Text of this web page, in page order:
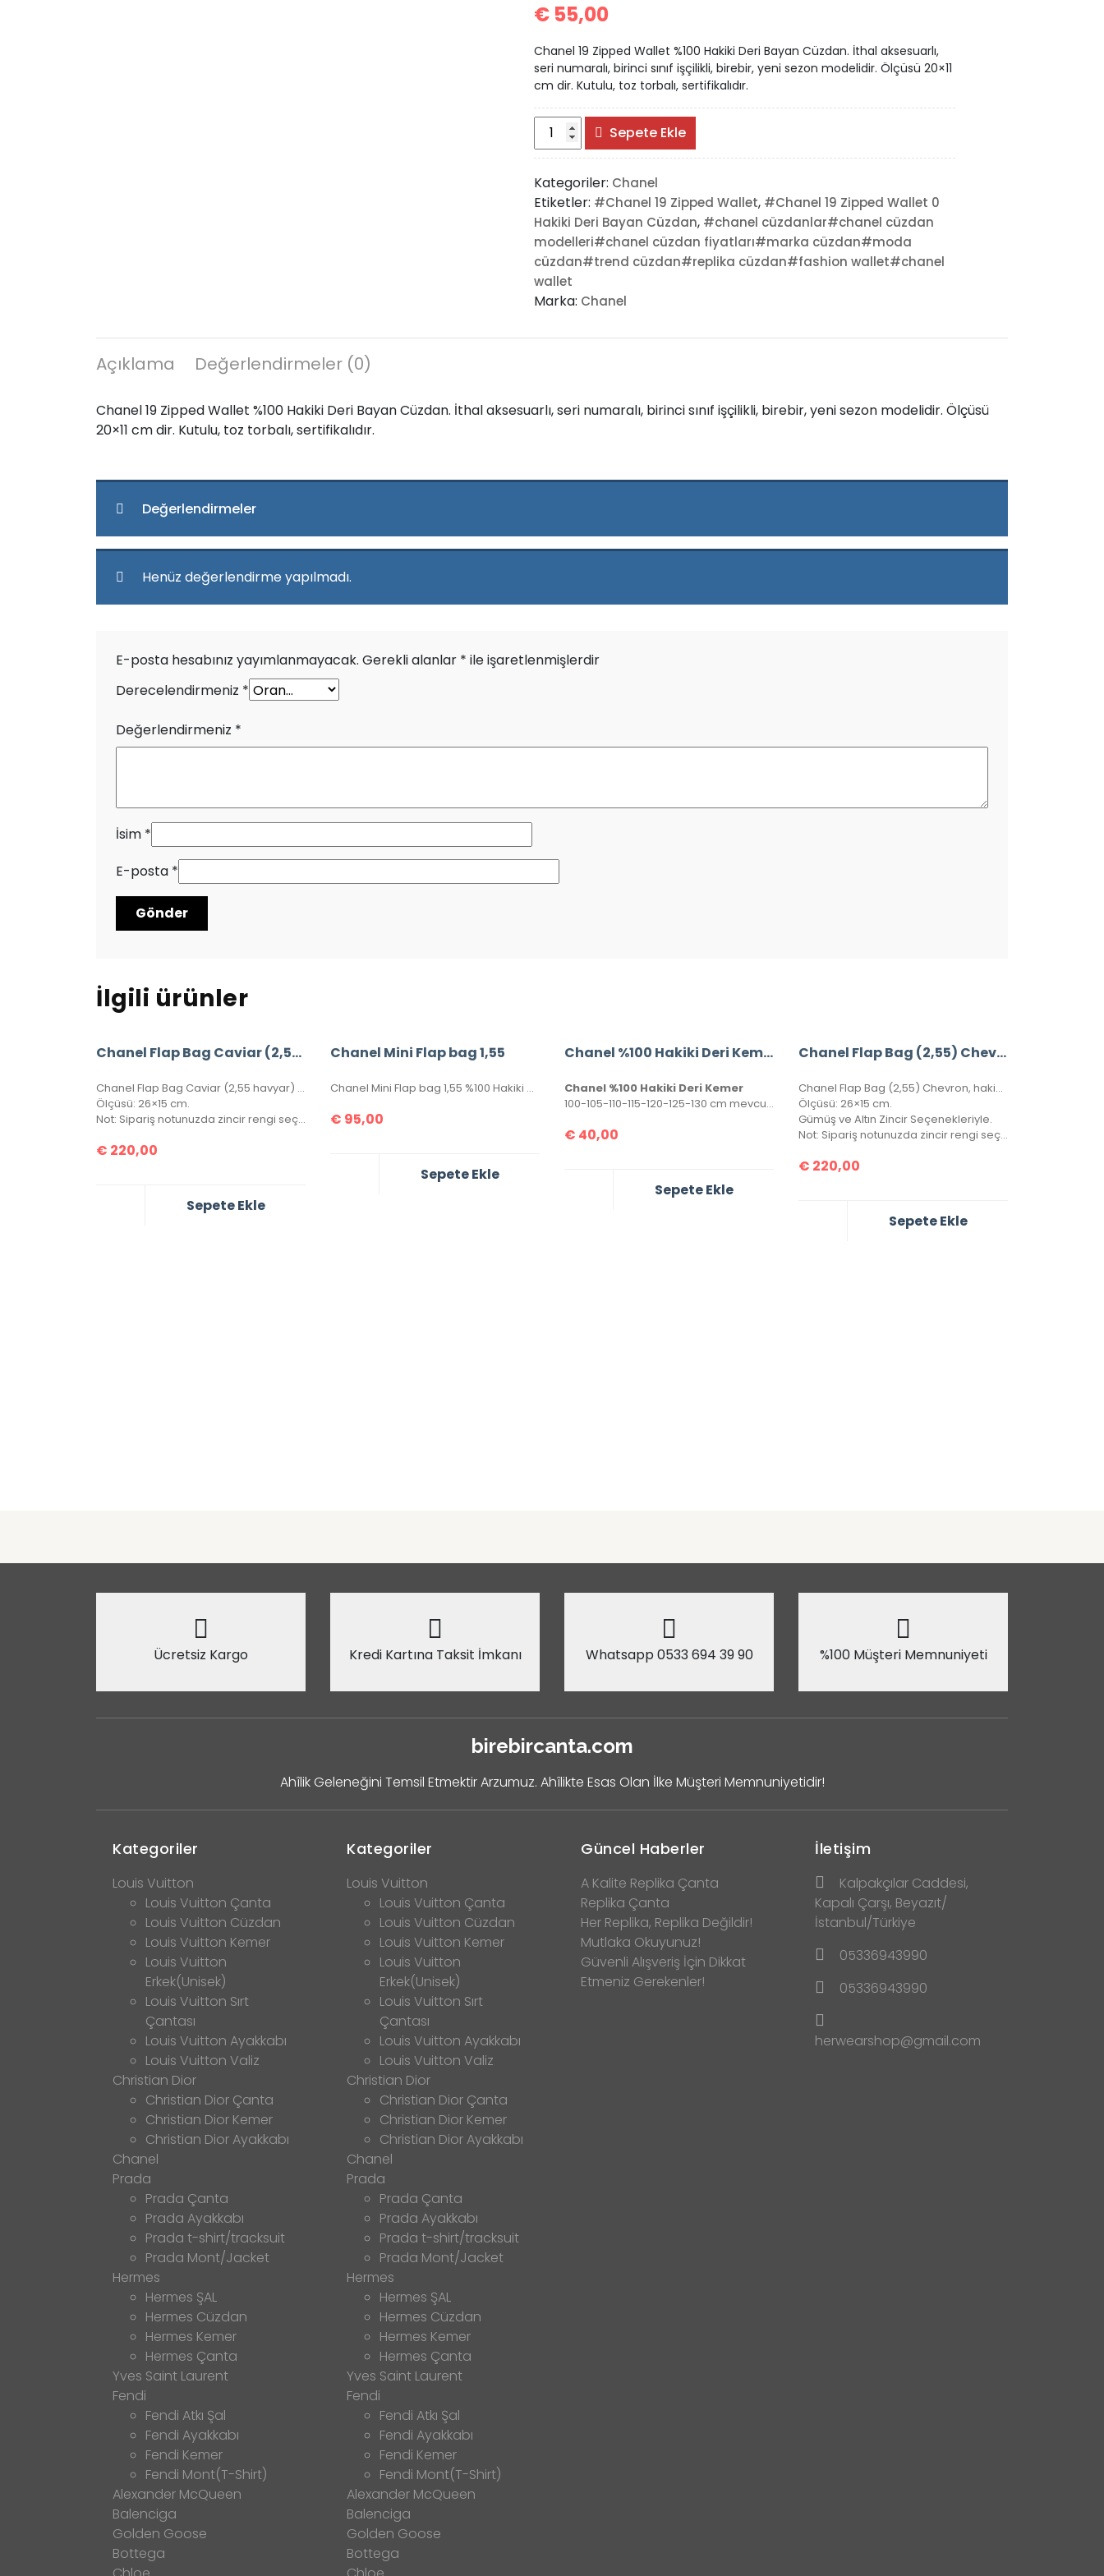
€55,00
Chanel 19 Zipped Wallet %100 Hakiki Deri Bayan Cüzdan. İthal aksesuarlı,
seri numaralı, birinci sınıf işçilikli, birebir, yeni sezon modelidir. Ölçüsü 20×11
cm dir. Kutulu, toz torbalı, sertifikalıdır.
#Chanel
19
Zipped
Wallet
adet
Sepete Ekle
Kategoriler: Chanel
Etiketler: #Chanel 19 Zipped Wallet, #Chanel 19 Zipped Wallet 0
Hakiki Deri Bayan Cüzdan, #chanel cüzdanlar#chanel cüzdan
modelleri#chanel cüzdan fiyatları#marka cüzdan#moda
cüzdan#trend cüzdan#replika cüzdan#fashion wallet#chanel
wallet
Marka: Chanel
Açıklama Değerlendirmeler (0)
Chanel 19 Zipped Wallet %100 Hakiki Deri Bayan Cüzdan. İthal aksesuarlı, seri numaralı, birinci sınıf işçilikli, birebir, yeni sezon modelidir. Ölçüsü
20×11 cm dir. Kutulu, toz torbalı, sertifikalıdır.
Değerlendirmeler
Henüz değerlendirme yapılmadı.
E-posta hesabınız yayımlanmayacak. Gerekli alanlar * ile işaretlenmişlerdir
Derecelendirmeniz *
Değerlendirmeniz *
İsim *
E-posta *
İlgili ürünler
Chanel Flap Bag Caviar (2,55 Havyar) %100 Hakiki Deri
Chanel Flap Bag Caviar (2,55 havyar) %100 hakiki deri, seri numaralı, kutulu, toz torbalı, sertifikalı.
Ölçüsü: 26×15 cm.
Not: Sipariş notunuzda zincir rengi seçiminizi gümüş veya altın olarak belirtmeyi unutmayınız!
€ 220,00
Sepete Ekle
Chanel Mini Flap bag 1,55
Chanel Mini Flap bag 1,55 %100 Hakiki Kuzu Derisi. Çanta kalıbı en güncel halidir. Seri numaralı, kutulu, toz torbalı, sertifikalıdır. Ebatı 17×13 cm dir
€ 95,00
Sepete Ekle
Chanel %100 Hakiki Deri Kemer
Chanel %100 Hakiki Deri Kemer
100-105-110-115-120-125-130 cm mevcuttur. Seri numaralı, kutulu ve sertifikalı olarak gönderilecektir.
€ 40,00
Sepete Ekle
Chanel Flap Bag (2,55) Chevron, Hakiki Kuzu Derisi
Chanel Flap Bag (2,55) Chevron, hakiki kuzu derisi, seri numaralı, kutulu, toz torbalı, sertifikalı.
Ölçüsü: 26×15 cm.
Gümüş ve Altın Zincir Seçenekleriyle.
Not: Sipariş notunuzda zincir rengi seçiminizi belirtmeyi unutmayınız!
€ 220,00
Sepete Ekle
Ücretsiz Kargo Kredi Kartına Taksit İmkanı Whatsapp 0533 694 39 90 %100 Müşteri Memnuniyeti
birebircanta.com
Ahîlik Geleneğini Temsil Etmektir Arzumuz. Ahîlikte Esas Olan İlke Müşteri Memnuniyetidir!
Kategoriler
Louis Vuitton
Louis Vuitton Çanta
Louis Vuitton Cüzdan
Louis Vuitton Kemer
Louis Vuitton
Erkek(Unisek)
Louis Vuitton Sırt
Çantası
Louis Vuitton Ayakkabı
Louis Vuitton Valiz
Christian Dior
Christian Dior Çanta
Christian Dior Kemer
Christian Dior Ayakkabı
Chanel
Prada
Prada Çanta
Prada Ayakkabı
Prada t-shirt/tracksuit
Prada Mont/Jacket
Hermes
Hermes ŞAL
Hermes Cüzdan
Hermes Kemer
Hermes Çanta
Yves Saint Laurent
Fendi
Fendi Atkı Şal
Fendi Ayakkabı
Fendi Kemer
Fendi Mont(T-Shirt)
Alexander McQueen
Balenciga
Golden Goose
Bottega
Kategoriler
Louis Vuitton
Louis Vuitton Çanta
Louis Vuitton Cüzdan
Louis Vuitton Kemer
Louis Vuitton
Erkek(Unisek)
Louis Vuitton Sırt
Çantası
Louis Vuitton Ayakkabı
Louis Vuitton Valiz
Christian Dior
Christian Dior Çanta
Christian Dior Kemer
Christian Dior Ayakkabı
Chanel
Prada
Prada Çanta
Prada Ayakkabı
Prada t-shirt/tracksuit
Prada Mont/Jacket
Hermes
Hermes ŞAL
Hermes Cüzdan
Hermes Kemer
Hermes Çanta
Yves Saint Laurent
Fendi
Fendi Atkı Şal
Fendi Ayakkabı
Fendi Kemer
Fendi Mont(T-Shirt)
Alexander McQueen
Balenciga
Golden Goose
Bottega
Güncel Haberler
A Kalite Replika Çanta
Replika Çanta
Her Replika, Replika Değildir!
Mutlaka Okuyunuz!
Güvenli Alışveriş İçin Dikkat
Etmeniz Gerekenler!
İletişim
Kalpakçılar Caddesi,
Kapalı Çarşı, Beyazıt/
İstanbul/Türkiye
05336943990
05336943990
herwearshop@gmail.com